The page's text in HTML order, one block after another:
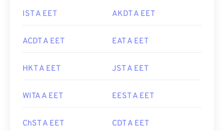
IST A EET AKDT A EET
ACDT A EET EAT A EET
HKT A EET JST A EET
WITA A EET EEST A EET
ChST A EET CDT A EET